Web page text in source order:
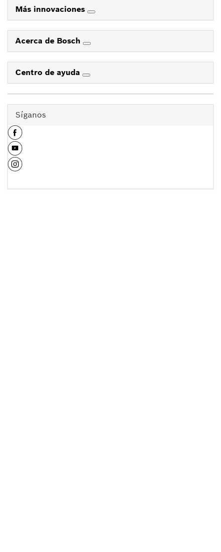
Más innovaciones
Acerca de Bosch
Centro de ayuda
Síganos